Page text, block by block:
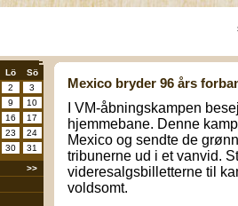
Lö
Sö
2
3
9
10
16
17
23
24
30 31
>>
Mexico bryder 96 års
I VM-åbningskampen
hjemmebane. Denne
Mexico og sendte de
tribunerne ud i et vanvid.
videresalgsbilletterne til
voldsomt.